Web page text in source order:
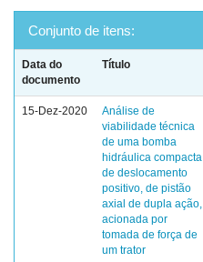
Conjunto de itens:
Data do
documento
Título
15-Dez-2020
Análise de
viabilidade técnica
de uma bomba
hidráulica compacta
de deslocamento
positivo, de pistão
axial de dupla ação,
acionada por
tomada de força de
um trator